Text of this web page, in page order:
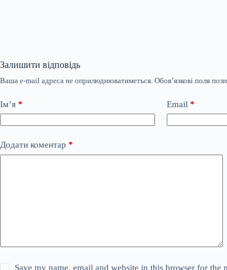
Залишити відповідь
Ваша e-mail адреса не оприлюднюватиметься. Обов’язкові поля
Ім’я * Email *
Додати коментар *
Save my name, email and website in this browser for the